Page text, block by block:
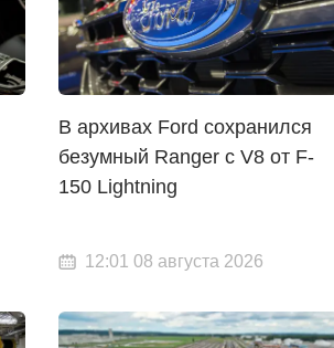
В архивах Ford сохранился
безумный Ranger с V8 от F-
150 Lightning
12:01 08 августа 2026